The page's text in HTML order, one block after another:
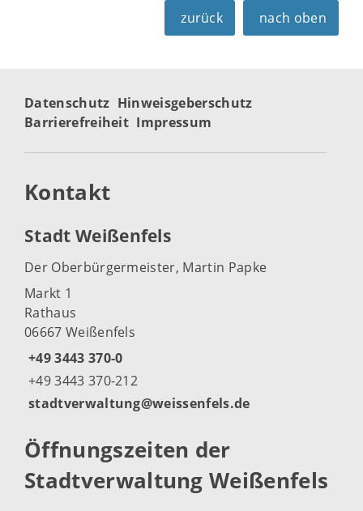
zurück nach oben
Datenschutz Hinweisgeberschutz
Barrierefreiheit Impressum
Kontakt
Stadt Weißenfels
Der Oberbürgermeister, Martin Papke
Markt 1
Rathaus
06667 Weißenfels
+49 3443 370-0
+49 3443 370-212
stadtverwaltung@weissenfels.de
Öffnungszeiten der
Stadtverwaltung Weißenfels